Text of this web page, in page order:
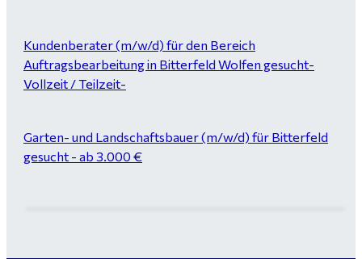
Kundenberater (m/w/d) für den Bereich
Auftragsbearbeitung in Bitterfeld Wolfen gesucht-
Vollzeit / Teilzeit-
Garten- und Landschaftsbauer (m/w/d) für Bitterfeld
gesucht - ab 3.000 €